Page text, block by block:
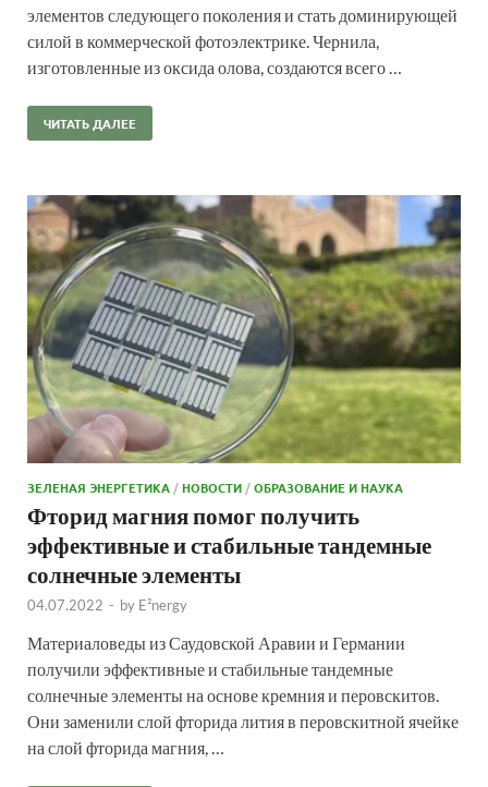
элементов следующего поколения и стать доминирующей
силой в коммерческой фотоэлектрике. Чернила,
изготовленные из оксида олова, создаются всего …
ЧИТАТЬ ДАЛЕЕ
ЗЕЛЕНАЯ ЭНЕРГЕТИКА /НОВОСТИ /ОБРАЗОВАНИЕ И НАУКА
Фторид магния помог получить
эффективные и стабильные тандемные
солнечные элементы
04.07.2022 - by E²nergy
Материаловеды из Саудовской Аравии и Германии
получили эффективные и стабильные тандемные
солнечные элементы на основе кремния и перовскитов.
Они заменили слой фторида лития в перовскитной ячейке
на слой фторида магния, …